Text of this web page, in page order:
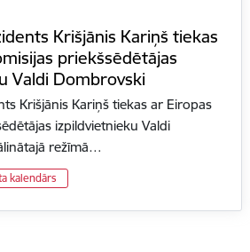
Krišjānis Kariņš tiekas
priekšsēdētājas
Valdi Dombrovski
Krišjānis Kariņš tiekas ar Eiropas
izpildvietnieku Valdi
režīmā…
kalendārs